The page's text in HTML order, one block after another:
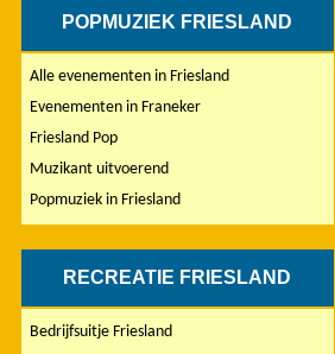
POPMUZIEK FRIESLAND
Alle evenementen in Friesland
Evenementen in Franeker
Friesland Pop
Muzikant uitvoerend
Popmuziek in Friesland
RECREATIE FRIESLAND
Bedrijfsuitje Friesland